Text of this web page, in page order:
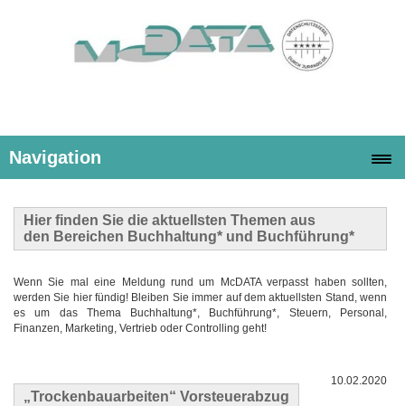
Navigation
Hier finden Sie die aktuellsten Themen aus
den Bereichen Buchhaltung* und Buchführung*
Wenn Sie mal eine Meldung rund um McDATA verpasst haben sollten,
werden Sie hier fündig! Bleiben Sie immer auf dem aktuellsten Stand, wenn
es um das Thema Buchhaltung*, Buchführung*, Steuern, Personal,
Finanzen, Marketing, Vertrieb oder Controlling geht!
„Trockenbauarbeiten“ Vorsteuerabzug
10.02.2020